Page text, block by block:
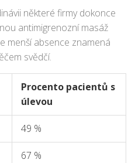
některé firmy dokonce
antimigrenozní masáž
menší absence znamená
svědčí.
Procento pacientů s
úlevou
49 %
67 %